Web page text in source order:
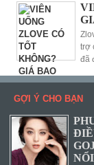
trợ
đã
GỢI Ý CHO BẠN